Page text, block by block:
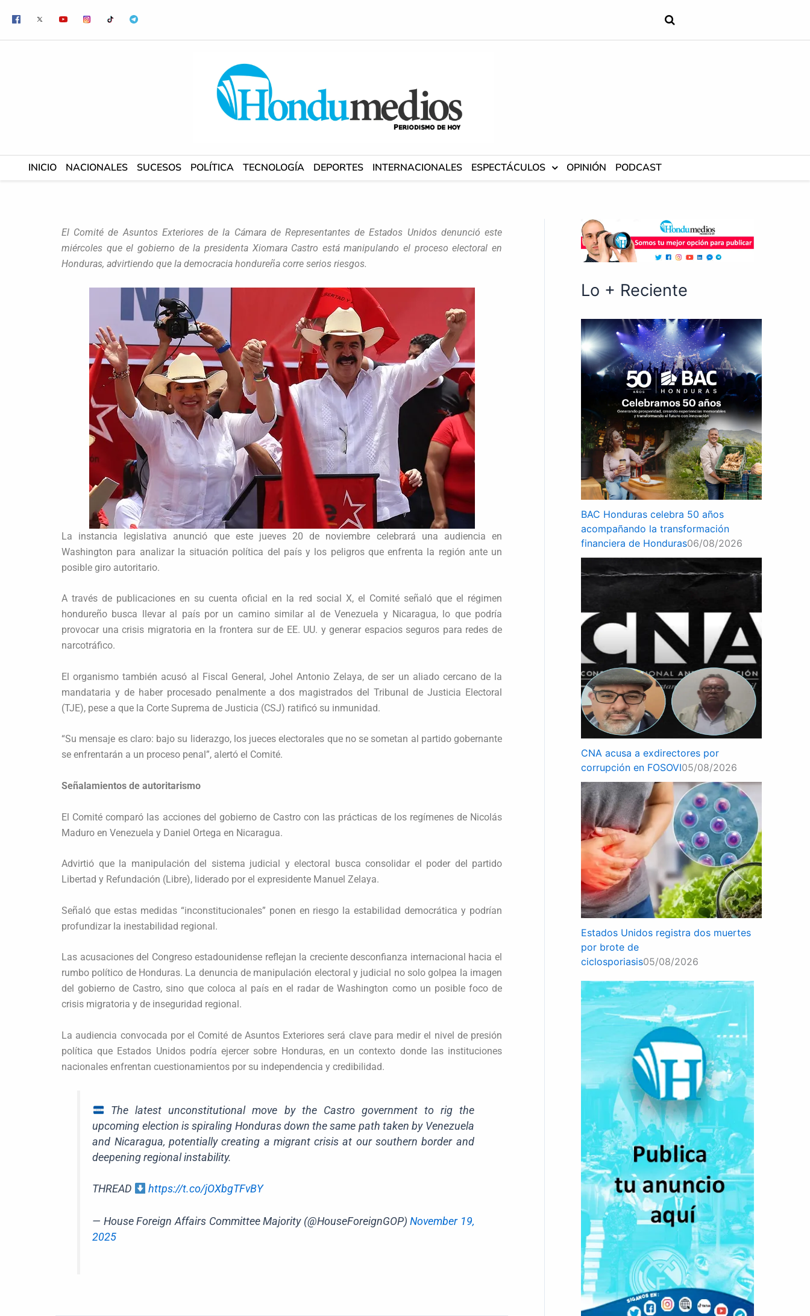
contenido
INICIO NACIONALES SUCESOS POLÍTICA TECNOLOGÍA DEPORTES INTERNACIONALES ESPECTÁCULOS OPINIÓN PODCAST
El Comité de Asuntos Exteriores de la Cámara de Representantes de Estados Unidos denunció este
miércoles que el gobierno de la presidenta Xiomara Castro está manipulando el proceso electoral en
Honduras, advirtiendo que la democracia hondureña corre serios riesgos.
La instancia legislativa anunció que este jueves 20 de noviembre celebrará una audiencia en
Washington para analizar la situación política del país y los peligros que enfrenta la región ante un
posible giro autoritario.
A través de publicaciones en su cuenta oficial en la red social X, el Comité señaló que el régimen
hondureño busca llevar al país por un camino similar al de Venezuela y Nicaragua, lo que podría
provocar una crisis migratoria en la frontera sur de EE. UU. y generar espacios seguros para redes de
narcotráfico.
El organismo también acusó al Fiscal General, Johel Antonio Zelaya, de ser un aliado cercano de la
mandataria y de haber procesado penalmente a dos magistrados del Tribunal de Justicia Electoral
(TJE), pese a que la Corte Suprema de Justicia (CSJ) ratificó su inmunidad.
“Su mensaje es claro: bajo su liderazgo, los jueces electorales que no se sometan al partido gobernante
se enfrentarán a un proceso penal”, alertó el Comité.
Señalamientos de autoritarismo
El Comité comparó las acciones del gobierno de Castro con las prácticas de los regímenes de Nicolás
Maduro en Venezuela y Daniel Ortega en Nicaragua.
Advirtió que la manipulación del sistema judicial y electoral busca consolidar el poder del partido
Libertad y Refundación (Libre), liderado por el expresidente Manuel Zelaya.
Señaló que estas medidas “inconstitucionales” ponen en riesgo la estabilidad democrática y podrían
profundizar la inestabilidad regional.
Las acusaciones del Congreso estadounidense reflejan la creciente desconfianza internacional hacia el
rumbo político de Honduras. La denuncia de manipulación electoral y judicial no solo golpea la imagen
del gobierno de Castro, sino que coloca al país en el radar de Washington como un posible foco de
crisis migratoria y de inseguridad regional.
La audiencia convocada por el Comité de Asuntos Exteriores será clave para medir el nivel de presión
política que Estados Unidos podría ejercer sobre Honduras, en un contexto donde las instituciones
nacionales enfrentan cuestionamientos por su independencia y credibilidad.
The latest unconstitutional move by the Castro government to rig the
upcoming election is spiraling Honduras down the same path taken by Venezuela
and Nicaragua, potentially creating a migrant crisis at our southern border and
deepening regional instability.
THREAD https://t.co/jOXbgTFvBY
— House Foreign Affairs Committee Majority (@HouseForeignGOP)November 19,
2025
Lo + Reciente
BAC Honduras celebra 50 años
acompañando la transformación
financiera de Honduras06/08/2026
CNA acusa a exdirectores por
corrupción en FOSOVI05/08/2026
Estados Unidos registra dos muertes
por brote de
ciclosporiasis05/08/2026